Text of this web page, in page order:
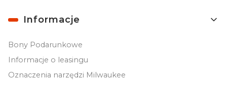
Informacje
Bony Podarunkowe
Informacje o leasingu
Oznaczenia narzędzi Milwaukee